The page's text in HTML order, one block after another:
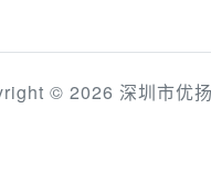
© 2026 深圳市优